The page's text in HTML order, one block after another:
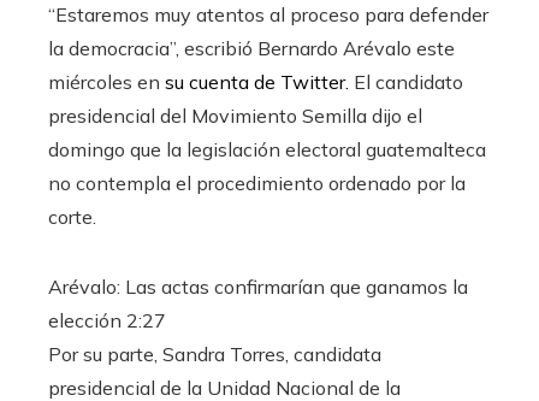
“Estaremos muy atentos al proceso para defender
la democracia”, escribió Bernardo Arévalo este
miércoles en su cuenta de Twitter. El candidato
presidencial del Movimiento Semilla dijo el
domingo que la legislación electoral guatemalteca
no contempla el procedimiento ordenado por la
corte.
Arévalo: Las actas confirmarían que ganamos la
elección 2:27
Por su parte, Sandra Torres, candidata
presidencial de la Unidad Nacional de la